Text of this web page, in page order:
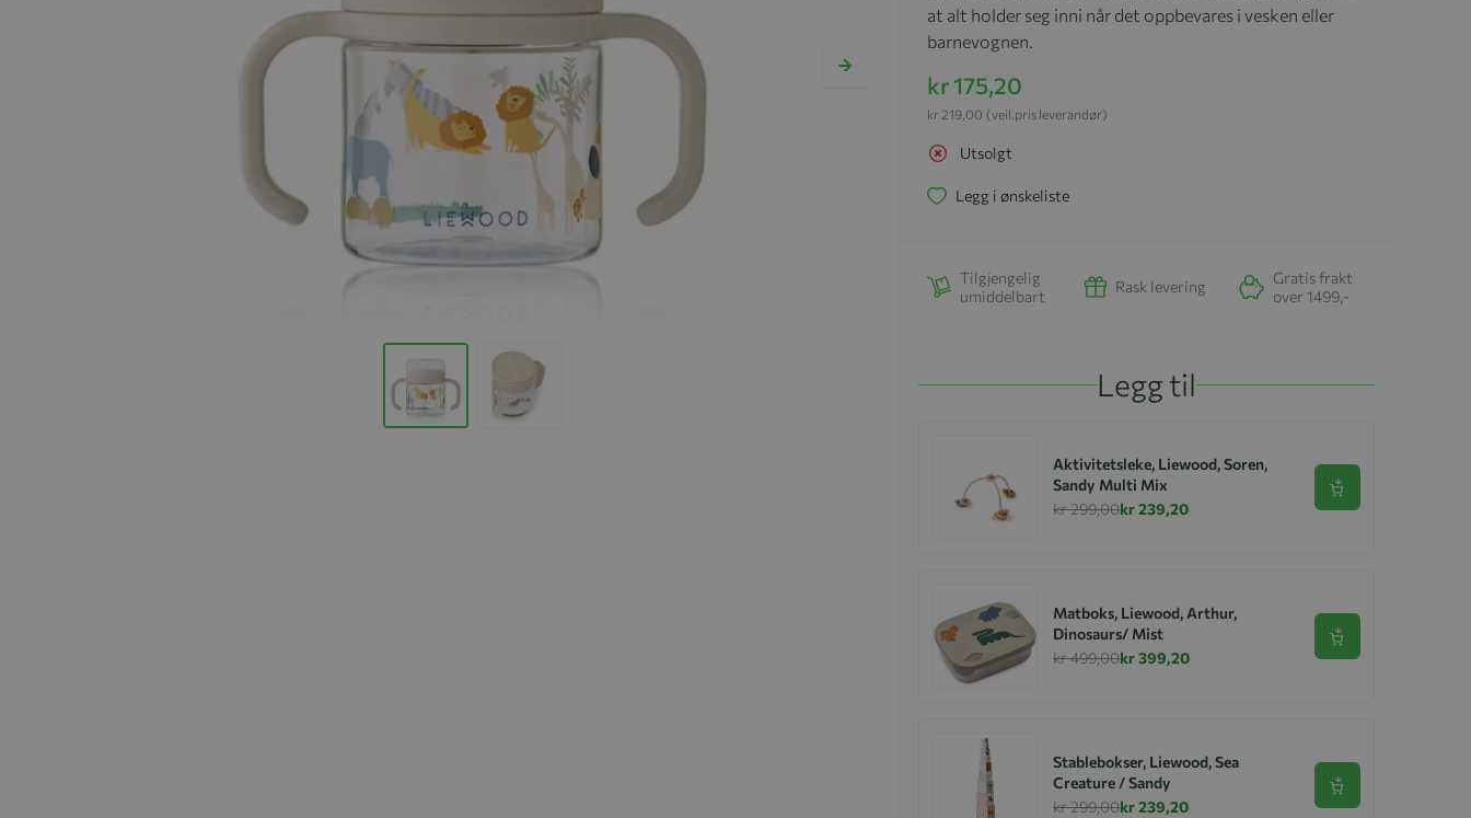
at alt holder seg inni når det oppbevares i vesken eller
barnevognen.
kr 175,20
(veil.pris leverandør)
kr 219,00
Utsolgt
Legg i ønskeliste
Tilgjengelig
umiddelbart
Rask levering
Gratis frakt
over 1499,-
Legg til
Aktivitetsleke, Liewood, Soren,
Sandy Multi Mix
kr 299,00kr 239,20
Se produkt
Matboks, Liewood, Arthur,
Dinosaurs/ Mist
kr 499,00kr 399,20
Se produkt
Stablebokser, Liewood, Sea
Creature / Sandy
kr 299,00kr 239,20
Se produkt